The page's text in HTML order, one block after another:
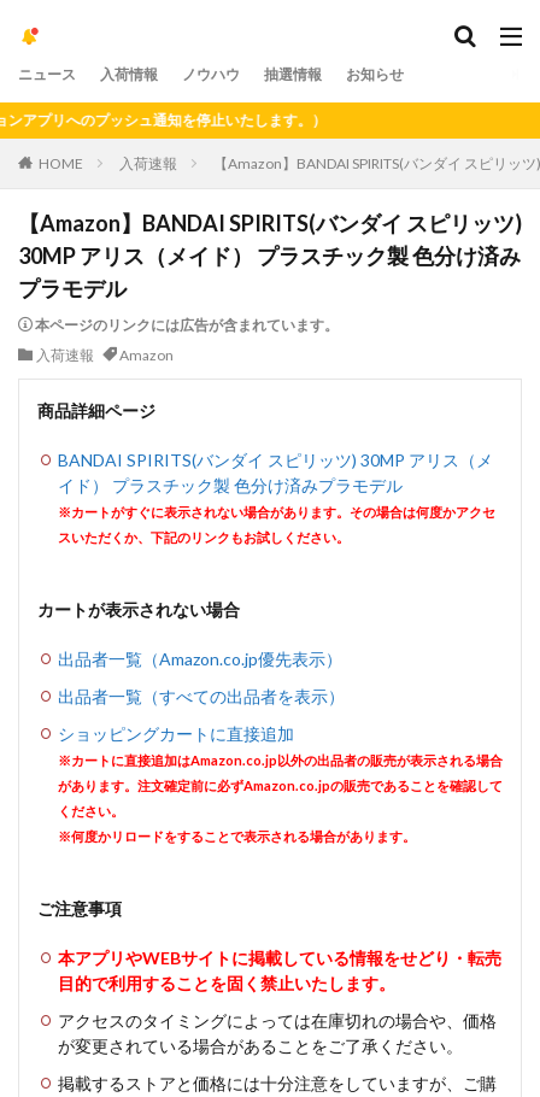
ニュース 入荷情報 ノウハウ 抽選情報 お知らせ
へのプッシュ通知を停止いたします。）
HOME 入荷速報 【Amazon】BANDAI SPIRITS(バンダイ スピリ
【Amazon】BANDAI SPIRITS(バンダイ スピリッツ)
30MP アリス（メイド） プラスチック製 色分け済み
プラモデル
本ページのリンクには広告が含まれています。
入荷速報
Amazon
商品詳細ページ
BANDAI SPIRITS(バンダイ スピリッツ) 30MP アリス（メ
イド） プラスチック製 色分け済みプラモデル
※カートがすぐに表示されない場合があります。その場合は何度かアクセ
スいただくか、下記のリンクもお試しください。
カートが表示されない場合
出品者一覧（Amazon.co.jp優先表示）
出品者一覧（すべての出品者を表示）
ショッピングカートに直接追加
※カートに直接追加はAmazon.co.jp以外の出品者の販売が表示される場合
があります。注文確定前に必ずAmazon.co.jpの販売であることを確認して
ください。
※何度かリロードをすることで表示される場合があります。
ご注意事項
本アプリやWEBサイトに掲載している情報をせどり・転売
目的で利用することを固く禁止いたします。
アクセスのタイミングによっては在庫切れの場合や、価格
が変更されている場合があることをご了承ください。
掲載するストアと価格には十分注意をしていますが、ご購